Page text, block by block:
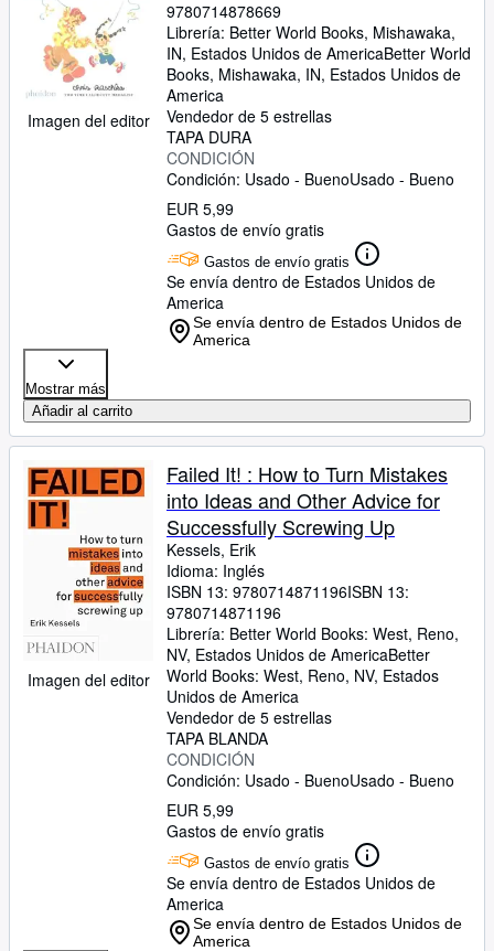
Imagen del editor
9780714878669
Librería: Better World Books, Mishawaka,
IN, Estados Unidos de AmericaBetter World
Books, Mishawaka, IN, Estados Unidos de
America
Vendedor de 5 estrellas
TAPA DURA
CONDICIÓN
Condición: Usado - BuenoUsado - Bueno
EUR 5,99
Gastos de envío gratis
Gastos de envío gratis
Se envía dentro de Estados Unidos de
America
Se envía dentro de Estados Unidos de
America
Mostrar más
Añadir al carrito
Imagen del editor
Failed It! : How to Turn Mistakes
into Ideas and Other Advice for
Successfully Screwing Up
Kessels, Erik
Idioma: Inglés
ISBN 13: 9780714871196ISBN 13:
9780714871196
Librería: Better World Books: West, Reno,
NV, Estados Unidos de AmericaBetter
World Books: West, Reno, NV, Estados
Unidos de America
Vendedor de 5 estrellas
TAPA BLANDA
CONDICIÓN
Condición: Usado - BuenoUsado - Bueno
EUR 5,99
Gastos de envío gratis
Gastos de envío gratis
Se envía dentro de Estados Unidos de
America
Se envía dentro de Estados Unidos de
America